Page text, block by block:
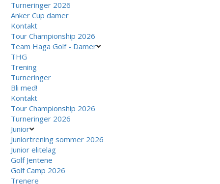
Turneringer 2026
Anker Cup damer
Kontakt
Tour Championship 2026
Team Haga Golf - Damer
THG
Trening
Turneringer
Bli med!
Kontakt
Tour Championship 2026
Turneringer 2026
Junior
Juniortrening sommer 2026
Junior elitelag
Golf Jentene
Golf Camp 2026
Trenere